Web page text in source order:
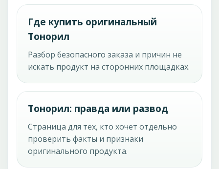
Где купить оригинальный
Тонорил
Разбор безопасного заказа и причин не
искать продукт на сторонних площадках.
Тонорил: правда или развод
Страница для тех, кто хочет отдельно
проверить факты и признаки
оригинального продукта.